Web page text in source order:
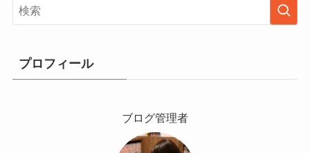
プロフィール
ブログ管理者